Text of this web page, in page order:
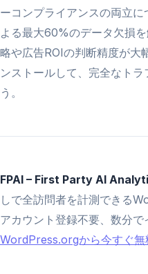
ーコンプライアンスの両立
よる最大60%のデータ欠損
略や広告ROIの判断精度が大
ンストールして、完全なト
う。
FPAI – First Party AI
しで全訪問者を計測できる
アカウント登録不要、数分で
WordPress.orgから今すぐ